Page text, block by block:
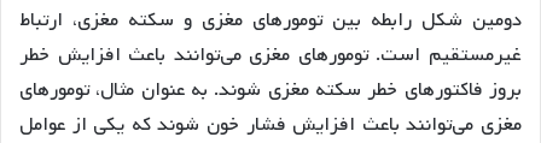
دومین شکل رابطه بین تومورهای مغزی و سکته مغزی، ارتباط
غیرمستقیم است. تومورهای مغزی می‌توانند باعث افزایش خطر
بروز فاکتورهای خطر سکته مغزی شوند. به عنوان مثال، تومورهای
مغزی می‌توانند باعث افزایش فشار خون شوند که یکی از عوامل